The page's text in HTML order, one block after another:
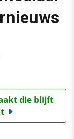
die blijft